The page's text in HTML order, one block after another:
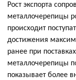
Рост экспорта
металлочерепицы
происходит
достижения
ранее при
металлочерепицы
показывает более